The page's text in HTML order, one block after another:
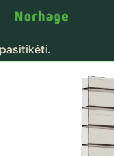
Pereiti prie turinio